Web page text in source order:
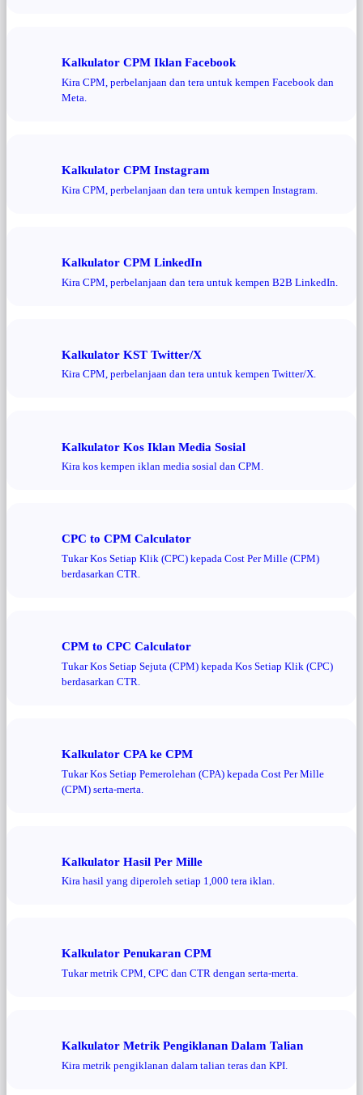
Kalkulator CPM Iklan Facebook
Kira CPM, perbelanjaan dan tera untuk kempen Facebook dan
Meta.
Kalkulator CPM Instagram
Kira CPM, perbelanjaan dan tera untuk kempen Instagram.
Kalkulator CPM LinkedIn
Kira CPM, perbelanjaan dan tera untuk kempen B2B LinkedIn.
Kalkulator KST Twitter/X
Kira CPM, perbelanjaan dan tera untuk kempen Twitter/X.
Kalkulator Kos Iklan Media Sosial
Kira kos kempen iklan media sosial dan CPM.
CPC to CPM Calculator
Tukar Kos Setiap Klik (CPC) kepada Cost Per Mille (CPM)
berdasarkan CTR.
CPM to CPC Calculator
Tukar Kos Setiap Sejuta (CPM) kepada Kos Setiap Klik (CPC)
berdasarkan CTR.
Kalkulator CPA ke CPM
Tukar Kos Setiap Pemerolehan (CPA) kepada Cost Per Mille
(CPM) serta-merta.
Kalkulator Hasil Per Mille
Kira hasil yang diperoleh setiap 1,000 tera iklan.
Kalkulator Penukaran CPM
Tukar metrik CPM, CPC dan CTR dengan serta-merta.
Kalkulator Metrik Pengiklanan Dalam Talian
Kira metrik pengiklanan dalam talian teras dan KPI.